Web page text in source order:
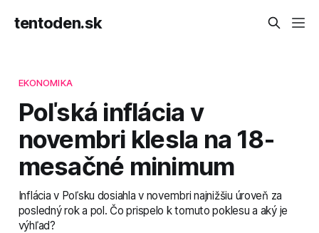
tentoden.sk
EKONOMIKA
Poľská inflácia v
novembri klesla na 18-
mesačné minimum
Inflácia v Poľsku dosiahla v novembri najnižšiu úroveň za
posledný rok a pol. Čo prispelo k tomuto poklesu a aký je
výhľad?